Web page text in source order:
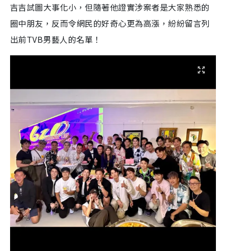
吉吉試圖大事化小，但隨著他證實涉案者是大家熟悉的
圈中朋友，反而令網民的好奇心更為高漲，紛紛留言列
出前TVB男藝人的名單！